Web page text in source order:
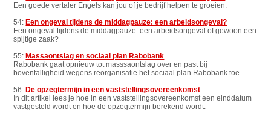
Een goede vertaler Engels kan jou of je bedrijf helpen te groeien.
54:Een ongeval tijdens de middagpauze: een arbeidsongeval?
Een ongeval tijdens de middagpauze: een arbeidsongeval of gewoon een
spijtige zaak?
55:Massaontslag en sociaal plan Rabobank
Rabobank gaat opnieuw tot masssaontslag over en past bij
boventalligheid wegens reorganisatie het sociaal plan Rabobank toe.
56:De opzegtermijn in een vaststellingsovereenkomst
In dit artikel lees je hoe in een vaststellingsovereenkomst een einddatum
vastgesteld wordt en hoe de opzegtermijn berekend wordt.